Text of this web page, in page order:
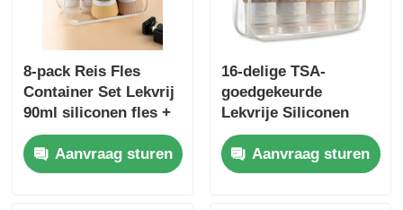
8-pack Reis Fles
Container Set Lekvrij
90ml siliconen fles +
30ml siliconen potjes
Aanvraag sturen
16-delige TSA-
goedgekeurde
Lekvrije Siliconen
Reisflessen Set met
Navulbare
Toiletartikelen
Aanvraag sturen